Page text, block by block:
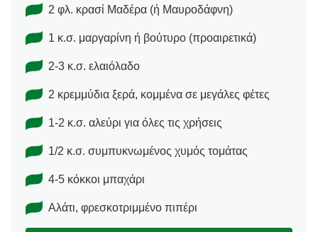
2 φλ. κρασί Μαδέρα (ή Μαυροδάφνη)
1 κ.σ. μαργαρίνη ή βούτυρο (προαιρετικά)
2-3 κ.σ. ελαιόλαδο
2 κρεμμύδια ξερά, κομμένα σε μεγάλες φέτες
1-2 κ.σ. αλεύρι για όλες τις χρήσεις
1/2 κ.σ. συμπυκνωμένος χυμός τομάτας
4-5 κόκκοι μπαχάρι
Αλάτι, φρεσκοτριμμένο πιπέρι